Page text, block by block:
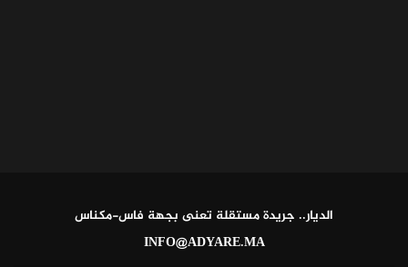
الديار.. جريدة مستقلة تعنى بجهة فاس-مكناس
INFO@ADYARE.MA